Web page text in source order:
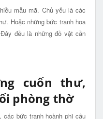
mẫu mã. Chủ yếu là các
Hoặc những bức tranh hoa
đều là những đồ vật cần
cuốn thư,
phòng thờ
các bức tranh hoành phi câu